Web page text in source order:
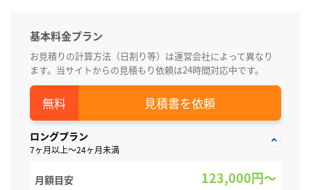
基本料金プラン
お見積りの計算方法（日割り等）は運営会社によって異なり
ます。当サイトからの見積もり依頼は24時間対応中です。
見積書を依頼
ロングプラン
7ヶ月以上～24ヶ月未満
月額目安 123,000円～